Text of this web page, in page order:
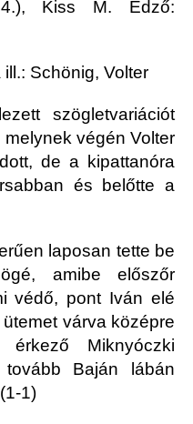
Kiss M. Edző:
Schönig, Volter
szögletvariációt
végén Volter
de a kipattanóra
és belőtte a
laposan tette be
amibe előszőr
védő, pont Iván elé
várva középre
Miknyóczki
Baján lábán
1)